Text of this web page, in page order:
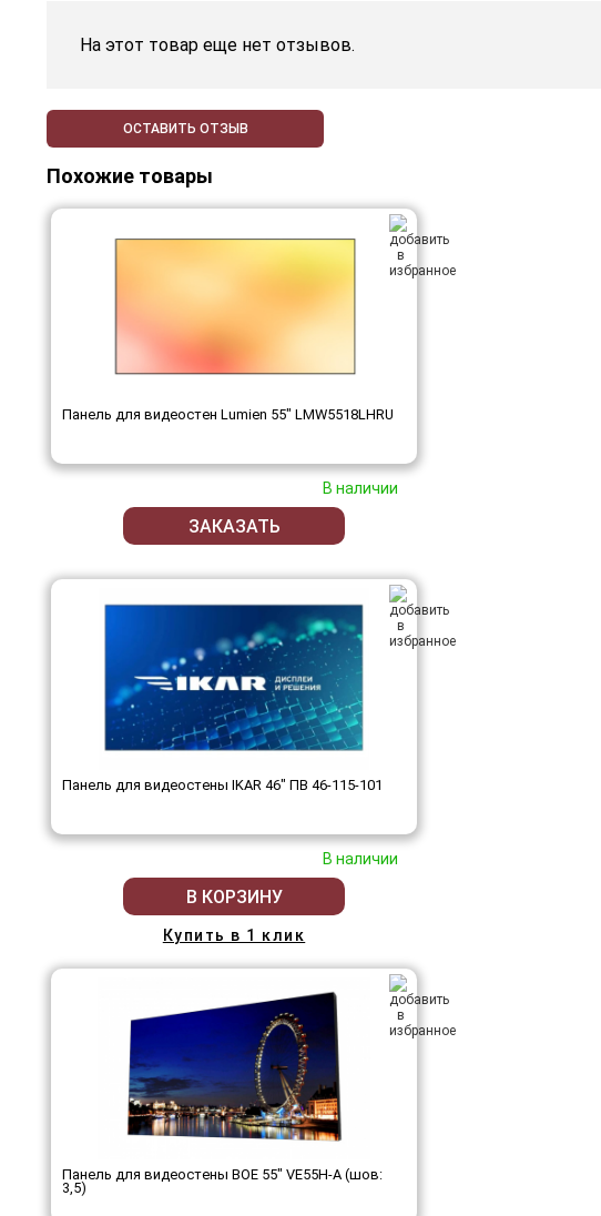
На этот товар еще нет отзывов.
ОСТАВИТЬ ОТЗЫВ
Похожие товары
Панель для видеостен Lumien 55" LMW5518LHRU
В наличии
ЗАКАЗАТЬ
Панель для видеостены IKAR 46" ПВ 46-115-101
В наличии
В КОРЗИНУ
Купить в 1 клик
Панель для видеостены BOE 55" VE55H-A (шов:
3,5)